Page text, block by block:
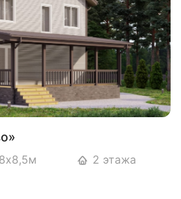
8х8,5м 2 этажа